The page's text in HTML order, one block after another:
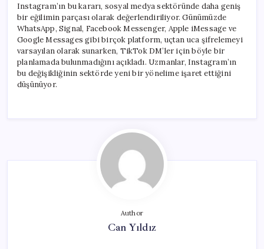
Instagram’ın bu kararı, sosyal medya sektöründe daha geniş
bir eğilimin parçası olarak değerlendiriliyor. Günümüzde
WhatsApp, Signal, Facebook Messenger, Apple iMessage ve
Google Messages gibi birçok platform, uçtan uca şifrelemeyi
varsayılan olarak sunarken, TikTok DM’ler için böyle bir
planlamada bulunmadığını açıkladı. Uzmanlar, Instagram’ın
bu değişikliğinin sektörde yeni bir yönelime işaret ettiğini
düşünüyor.
Author
Can Yıldız